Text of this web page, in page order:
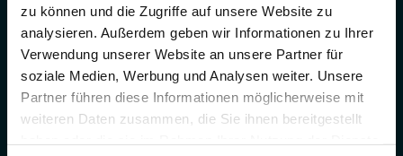
zu können und die Zugriffe auf unsere Website zu
analysieren. Außerdem geben wir Informationen zu Ihrer
Verwendung unserer Website an unsere Partner für
soziale Medien, Werbung und Analysen weiter. Unsere
Partner führen diese Informationen möglicherweise mit
weiteren Daten zusammen, die Sie ihnen bereitgestellt
Nous vous invitons à réserver une visite VIP en anglais
environ une semaine avant votre arrivée. L'avantage ?
Vous choisissez librement l'horaire et le thème de la
visite. Vous trouverez ici des informations sur notre
audioguide gratuit en anglais.